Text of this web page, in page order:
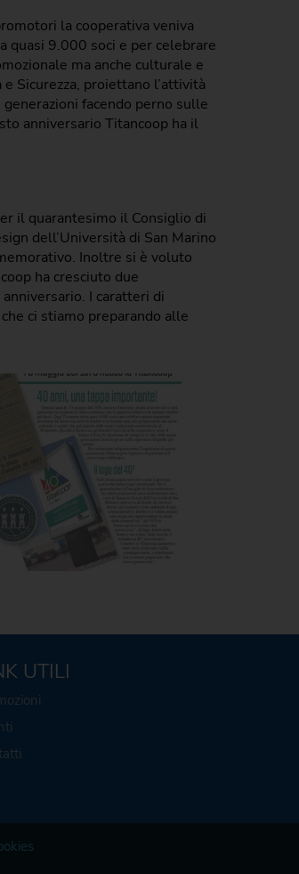
la cooperativa veniva
quasi 9.000 soci e per celebrare
ma anche culturale e
Sicurezza, proiettano l’attività
facendo perno sulle
anniversario Titancoop ha il
il quarantesimo il Consiglio di
dell’Università di San Marino
Inoltre si è voluto
ha cresciuto due
I caratteri di
ci stiamo preparando alle
UTILI